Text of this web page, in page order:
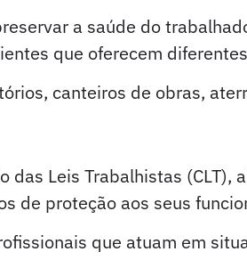
a saúde do
que oferecem
canteiros de obras,
das Leis Trabalhistas (CLT),
de proteção aos seus
que atuam em